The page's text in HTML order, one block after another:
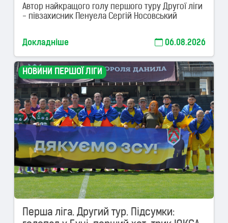
Автор найкращого голу першого туру Другої ліги
- півзахисник Пенуела Сергій Носовський
Докладніше 06.08.2026
НОВИНИ ПЕРШОЇ ЛІГИ
Перша ліга. Другий тур. Підсумки: